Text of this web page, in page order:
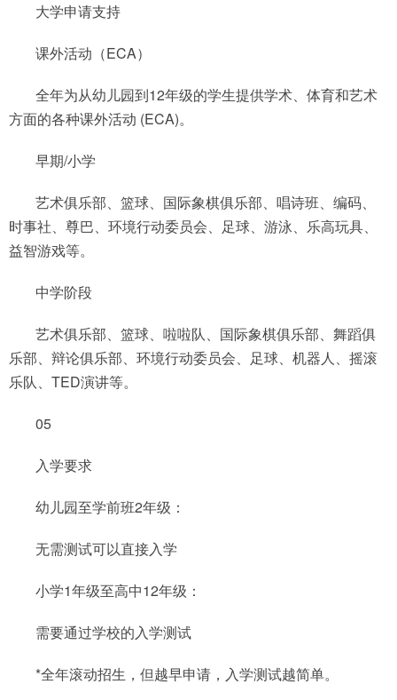
大学申请支持
课外活动（ECA）
全年为从幼儿园到12年级的学生提供学术、体育和艺术
方面的各种课外活动 (ECA)。
早期/小学
艺术俱乐部、篮球、国际象棋俱乐部、唱诗班、编码、
时事社、尊巴、环境行动委员会、足球、游泳、乐高玩具、
益智游戏等。
中学阶段
艺术俱乐部、篮球、啦啦队、国际象棋俱乐部、舞蹈俱
乐部、辩论俱乐部、环境行动委员会、足球、机器人、摇滚
乐队、TED演讲等。
05
入学要求
幼儿园至学前班2年级：
无需测试可以直接入学
小学1年级至高中12年级：
需要通过学校的入学测试
*全年滚动招生，但越早申请，入学测试越简单。